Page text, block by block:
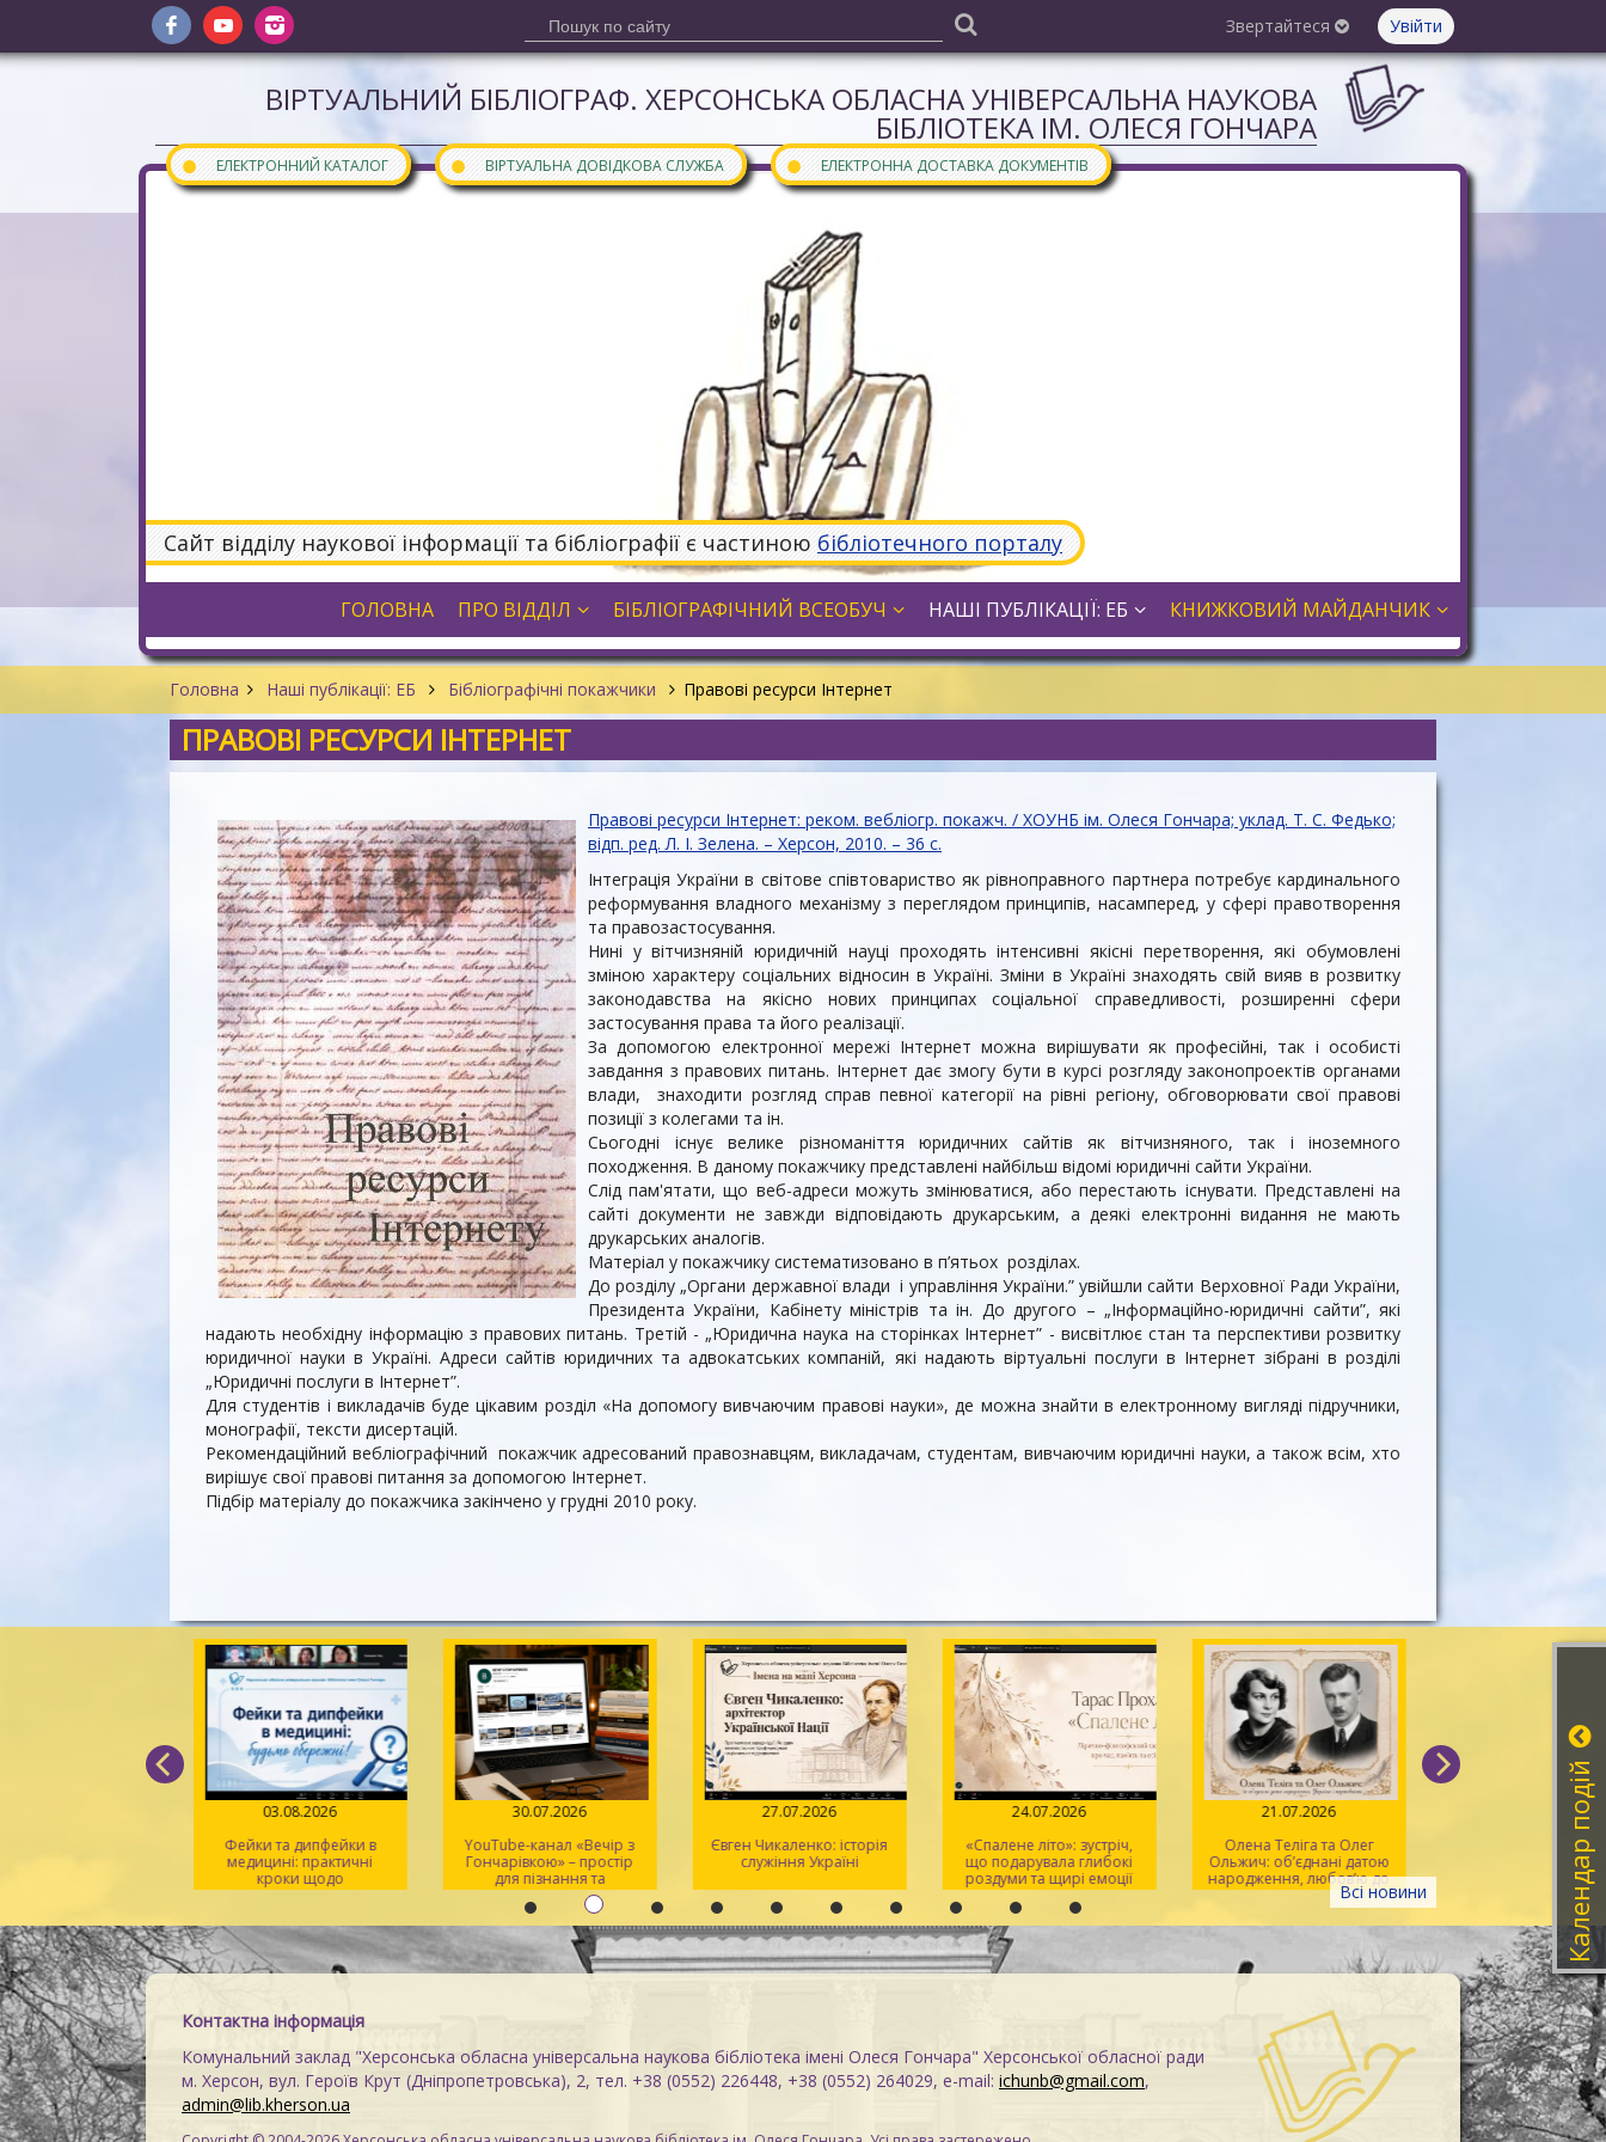
Звертайтеся Увійти
ВІРТУАЛЬНИЙ БІБЛІОГРАФ. ХЕРСОНСЬКА ОБЛАСНА УНІВЕРСАЛЬНА НАУКОВА
БІБЛІОТЕКА ІМ. ОЛЕСЯ ГОНЧАРА
● ЕЛЕКТРОННИЙ КАТАЛОГ ● ВІРТУАЛЬНА ДОВІДКОВА СЛУЖБА ● ЕЛЕКТРОННА ДОСТАВКА ДОКУМЕНТІВ
Сайт відділу наукової інформації та бібліографії є частиною бібліотечного порталу
ГОЛОВНА ПРО ВІДДІЛ БІБЛІОГРАФІЧНИЙ ВСЕОБУЧ НАШІ ПУБЛІКАЦІЇ: ЕБ КНИЖКОВИЙ МАЙДАНЧИК
Головна Наші публікації: ЕБ Бібліографічні покажчики Правові ресурси Інтернет
ПРАВОВІ РЕСУРСИ ІНТЕРНЕТ
Правові ресурси Інтернет: реком. вебліогр. покажч. / ХОУНБ ім. Олеся Гончара; уклад. Т. С. Федько;
відп. ред. Л. І. Зелена. – Херсон, 2010. – 36 с.
Інтеграція України в світове співтовариство як рівноправного партнера потребує кардинального
реформування владного механізму з переглядом принципів, насамперед, у сфері правотворення
та правозастосування.
Нині у вітчизняній юридичній науці проходять інтенсивні якісні перетворення, які обумовлені
зміною характеру соціальних відносин в Україні. Зміни в Україні знаходять свій вияв в розвитку
законодавства на якісно нових принципах соціальної справедливості, розширенні сфери
застосування права та його реалізації.
За допомогою електронної мережі Інтернет можна вирішувати як професійні, так і особисті
завдання з правових питань. Інтернет дає змогу бути в курсі розгляду законопроектів органами
влади, знаходити розгляд справ певної категорії на рівні регіону, обговорювати свої правові
позиції з колегами та ін.
Сьогодні існує велике різноманіття юридичних сайтів як вітчизняного, так і іноземного
походження. В даному покажчику представлені найбільш відомі юридичні сайти України.
Слід пам'ятати, що веб-адреси можуть змінюватися, або перестають існувати. Представлені на
сайті документи не завжди відповідають друкарським, а деякі електронні видання не мають
друкарських аналогів.
Матеріал у покажчику систематизовано в п’ятьох розділах.
До розділу „Органи державної влади і управління України.” увійшли сайти Верховної Ради України,
Президента України, Кабінету міністрів та ін. До другого – „Інформаційно-юридичні сайти”, які
надають необхідну інформацію з правових питань. Третій - „Юридична наука на сторінках Інтернет” - висвітлює стан та перспективи розвитку
юридичної науки в Україні. Адреси сайтів юридичних та адвокатських компаній, які надають віртуальні послуги в Інтернет зібрані в розділі
„Юридичні послуги в Інтернет”.
Для студентів і викладачів буде цікавим розділ «На допомогу вивчаючим правові науки», де можна знайти в електронному вигляді підручники,
монографії, тексти дисертацій.
Рекомендаційний вебліографічний покажчик адресований правознавцям, викладачам, студентам, вивчаючим юридичні науки, а також всім, хто
вирішує свої правові питання за допомогою Інтернет.
Підбір матеріалу до покажчика закінчено у грудні 2010 року.
Всі новини
03.08.2026
Фейки та дипфейки в
медицині: практичні
кроки щодо
розпізнавання
30.07.2026
YouTube-канал «Вечір з
Гончарівкою» – простір
для пізнання та
натхнення
27.07.2026
Євген Чикаленко: історія
служіння Україні
24.07.2026
«Спалене літо»: зустріч,
що подарувала глибокі
роздуми та щирі емоції
21.07.2026
Олена Теліга та Олег
Ольжич: об’єднані датою
народження, любов’ю до
України та жертовністю
заради неї
20.07.2026
Мистецтво
Контактна інформація
Комунальний заклад "Херсонська обласна універсальна наукова бібліотека імені Олеся Гончара" Херсонської обласної ради
м. Херсон, вул. Героїв Крут (Дніпропетровська), 2, тел. +38 (0552) 226448, +38 (0552) 264029, e-mail: ichunb@gmail.com,
admin@lib.kherson.ua
Календар подій